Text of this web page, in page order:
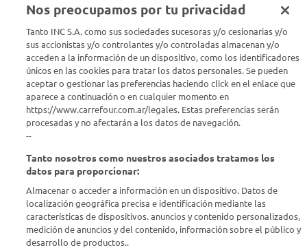
Seguinos en :
Estamos para ayudarte
¿Tenés una consulta? Comunicate con nosotrosacá
Descubrí Carrefour
Conocenos
Info útil
Nos preocupamos por tu privacidad
Tanto INC S.A. como sus sociedades sucesoras y/o cesionarias y/o
sus accionistas y/o controlantes y/o controladas almacenan y/o
acceden a la información de un dispositivo, como los identificadores
únicos en las cookies para tratar los datos personales. Se pueden
aceptar o gestionar las preferencias haciendo click en el enlace que
aparece a continuación o en cualquier momento en
https://www.carrefour.com.ar/legales. Estas preferencias serán
procesadas y no afectarán a los datos de navegación.
--
Tanto nosotros como nuestros asociados tratamos los
datos para proporcionar:
Almacenar o acceder a información en un dispositivo. Datos de
localización geográfica precisa e identificación mediante las
características de dispositivos. anuncios y contenido personalizados,
medición de anuncios y del contenido, información sobre el público y
desarrollo de productos..